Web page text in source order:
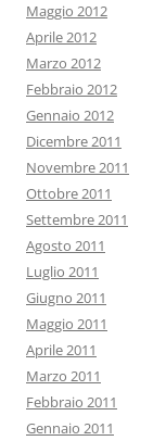
Maggio 2012
Aprile 2012
Marzo 2012
Febbraio 2012
Gennaio 2012
Dicembre 2011
Novembre 2011
Ottobre 2011
Settembre 2011
Agosto 2011
Luglio 2011
Giugno 2011
Maggio 2011
Aprile 2011
Marzo 2011
Febbraio 2011
Gennaio 2011